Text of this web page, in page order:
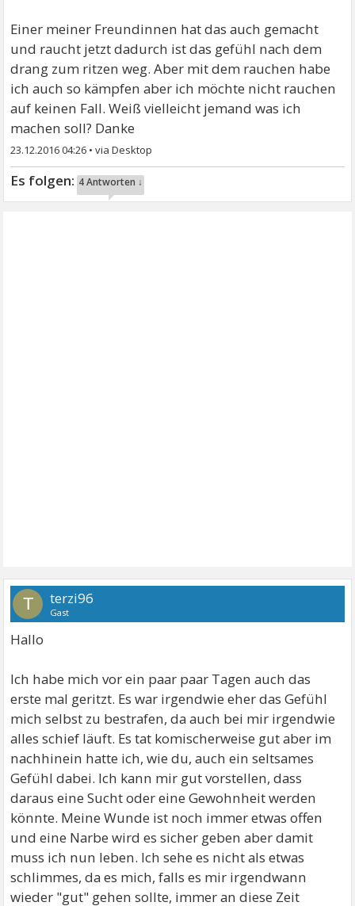
Einer meiner Freundinnen hat das auch gemacht
und raucht jetzt dadurch ist das gefühl nach dem
drang zum ritzen weg. Aber mit dem rauchen habe
ich auch so kämpfen aber ich möchte nicht rauchen
auf keinen Fall. Weiß vielleicht jemand was ich
machen soll? Danke
23.12.2016 04:26 •
4 Antworten ↓
T terzi96
Gast
Hallo
Ich habe mich vor ein paar paar Tagen auch das
erste mal geritzt. Es war irgendwie eher das Gefühl
mich selbst zu bestrafen, da auch bei mir irgendwie
alles schief läuft. Es tat komischerweise gut aber im
nachhinein hatte ich, wie du, auch ein seltsames
Gefühl dabei. Ich kann mir gut vorstellen, dass
daraus eine Sucht oder eine Gewohnheit werden
könnte. Meine Wunde ist noch immer etwas offen
und eine Narbe wird es sicher geben aber damit
muss ich nun leben. Ich sehe es nicht als etwas
schlimmes, da es mich, falls es mir irgendwann
wieder "gut" gehen sollte, immer an diese Zeit